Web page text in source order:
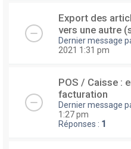
Export des
vers une autre
Dernier message
2021 1:31 pm
POS / Caisse :
facturation
Dernier message
1:27 pm
Réponses : 1